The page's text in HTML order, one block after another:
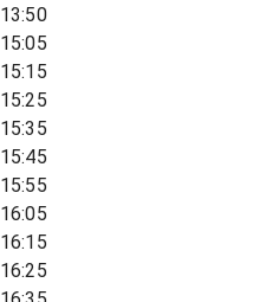
13:50
15:05
15:15
15:25
15:35
15:45
15:55
16:05
16:15
16:25